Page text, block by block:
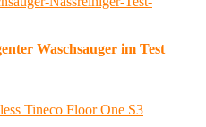
Waschsauger im Test